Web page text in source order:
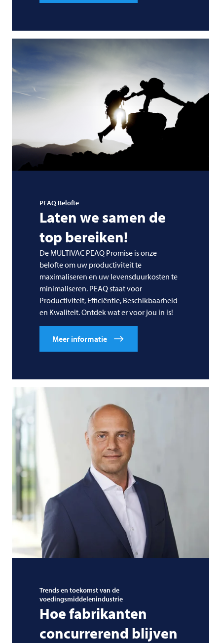
PEAQ Belofte
Laten we samen de
top bereiken!
De MULTIVAC PEAQ Promise is onze
belofte om uw productiviteit te
maximaliseren en uw levensduurkosten te
minimaliseren. PEAQ staat voor
Productiviteit, Efficiëntie, Beschikbaarheid
en Kwaliteit. Ontdek wat er voor jou in is!
Meer informatie
Trends en toekomst van de
voedingsmiddelenindustrie
Hoe fabrikanten
concurrerend blijven